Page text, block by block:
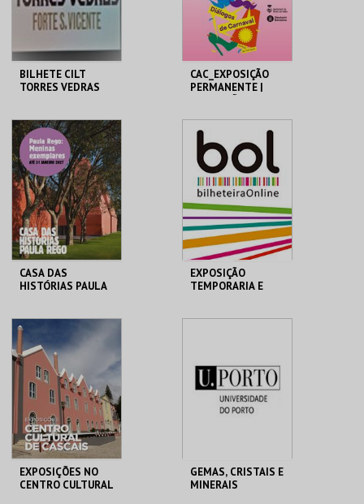
COMPRAR COMPRAR
BILHETE CILT
TORRES VEDRAS
MUSEU MUNICIPAL T.
VEDRAS
MAIS INFO
COMPRAR
CAC_EXPOSIÇÃO
PERMANENTE |
CAC
MAIS INFO
COMPRAR
CASA DAS
HISTÓRIAS PAULA
CASA HIST. PAULA
REGO
MAIS INFO
COMPRAR
EXPOSIÇÃO
TEMPORARIA E
MAIS INFO
COMPRAR
EXPOSIÇÕES NO
CENTRO CULTURAL
GEMAS, CRISTAIS E
MINERAIS